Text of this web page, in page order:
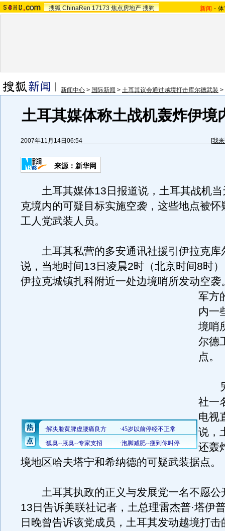
搜狐 ChinaRen 17173 焦点房地产 搜狗 新闻 -
新闻中心 > 国际新闻 > 土耳其议会通过越境打击库尔德武装 >
土耳其媒体称土战机轰炸伊境
2007年11月14日06:54 [我
来源：新华网
土耳其媒体13日报道说，土耳其战机当
克境内的可疑目标实施空袭，这些地点被怀
工人党武装人员。
土耳其私营的多安通讯社援引伊拉克库
说，当地时间13日凌晨2时（北京时间8时
伊拉克城镇扎科附近一处边境哨所发动空袭
军方
内一
境哨
尔德
点。
另
社一
电视
说，
还轰
境地区哈夫塔宁和希纳德的可疑武装据点。
土耳其执政的正义与发展党一名不愿公
13日告诉美联社记者，土总理雷杰普·塔伊
日晚曾告诉该党成员，土耳其发动越境打击